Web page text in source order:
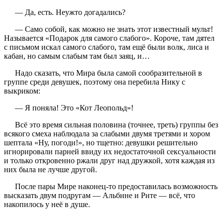
— Да, есть. Неужто догадались?
— Само собой, как можно не знать этот известный мульт!
Называется «Подарок для самого слабого». Короче, там дятел
с письмом искал самого слабого, там ещё были волк, лиса и
кабан, но самым слабым там был заяц, и…
Надо сказать, что Мира была самой сообразительной в
группе среди девушек, поэтому она перебила Нику с
выкриком:
— Я поняла! Это «Кот Леопольд»!
Всё это время сильная половина (точнее, треть) группы без
всякого смеха наблюдала за слабыми двумя третями и хором
шептала «Ну, погоди!», но тщетно: девушки решительно
игнорировали парней ввиду их недостаточной сексуальности
и только откровенно ржали друг над дружкой, хотя каждая из
них была не лучше другой.
После пары Мире наконец-то предоставилась возможность
высказать двум подругам — Альбине и Рите — всё, что
накопилось у неё в душе.